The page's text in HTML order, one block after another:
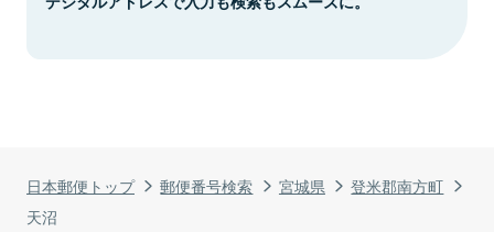
日本郵便トップ 郵便番号検索 宮城県
登米郡南方町
天沼